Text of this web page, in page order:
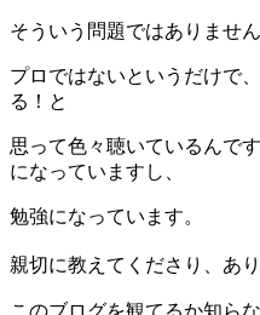
そういう問題ではありません
プロではないというだけで
る！と
思って色々聴いているんで
になっていますし、
勉強になっています。
親切に教えてくださり、あ
このブログを観てるか知ら